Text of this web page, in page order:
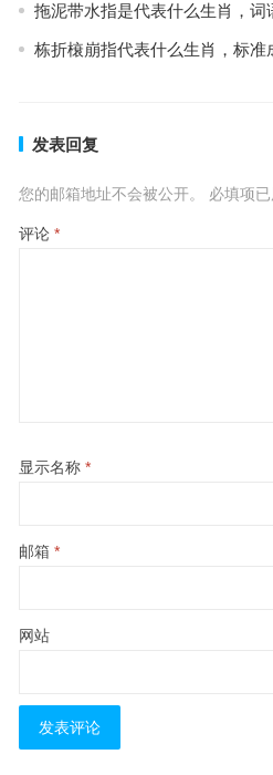
拖泥带水指是代表什么生肖，词
栋折榱崩指代表什么生肖，标准
发表回复
您的邮箱地址不会被公开。 必填项已
评论 *
显示名称 *
邮箱 *
网站